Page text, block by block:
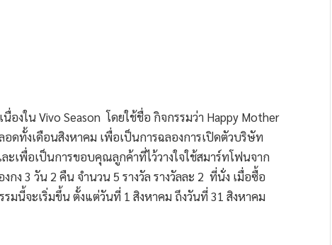
องใน Vivo Season โดยใช้ชื่อ กิจกรรมว่า Happy Mother
ดทั้งเดือนสิงหาคม เพื่อเป็นการฉลองการเปิดตัวบริษัท
ะเพื่อเป็นการขอบคุณลูกค้าที่ไว้วางใจใช้สมาร์ทโฟนจาก
ง 3 วัน 2 คืน จำนวน 5 รางวัล รางวัลละ 2 ที่นั่ง เมื่อซื้อ
มนี้จะเริ่มขึ้น ตั้งแต่วันที่ 1 สิงหาคม ถึงวันที่ 31 สิงหาคม